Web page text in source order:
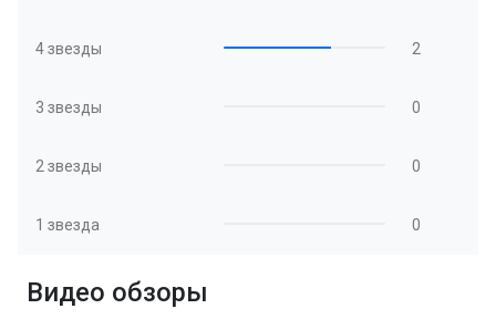
4 звезды 2
3 звезды 0
2 звезды 0
1 звезда 0
Видео обзоры